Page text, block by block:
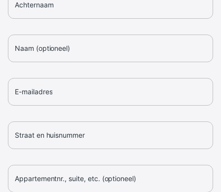
Achternaam
Naam (optioneel)
E-mailadres
Straat en huisnummer
Appartementnr., suite, etc. (optioneel)